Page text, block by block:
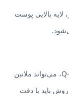
لایه بالایی پوست
لیزر درمانی، به‌ویژه لیزرهای فرکشنال و Q-switched، می‌تواند ملانین
باید با دقت